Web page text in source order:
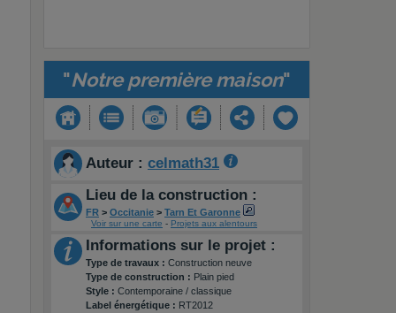
"Notre première maison"
Auteur : celmath31
Lieu de la construction :
FR > Occitanie > Tarn Et Garonne
Voir sur une carte - Projets aux alentours
Informations sur le projet :
Type de travaux : Construction neuve
Type de construction : Plain pied
Style : Contemporaine / classique
Label énergétique : RT2012